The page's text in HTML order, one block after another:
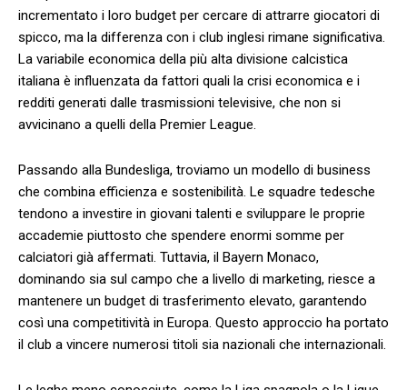
incrementato i loro budget per⁢ cercare di attrarre giocatori di
spicco, ma la ⁣differenza ‍con i club inglesi rimane significativa.
La variabile⁣ economica della‌ più alta divisione calcistica
italiana è influenzata da ⁢fattori ‌quali la crisi ‌economica e i
redditi generati dalle⁤ trasmissioni televisive, che non‌ si
avvicinano a quelli della Premier League.
Passando alla Bundesliga, ​troviamo un modello di business
che⁣ combina efficienza​ e sostenibilità. Le squadre tedesche
⁤tendono a investire ⁤in giovani talenti e sviluppare le proprie
accademie piuttosto ​che spendere enormi⁢ somme ⁢per
‍calciatori già affermati. Tuttavia, il Bayern Monaco,
dominando sia sul ⁣campo che a livello di marketing, riesce a
‌mantenere un budget​ di trasferimento elevato, ⁤garantendo
così una ⁤competitività in Europa. Questo approccio⁢ ha ⁣portato
il club a vincere numerosi titoli sia nazionali che internazionali.